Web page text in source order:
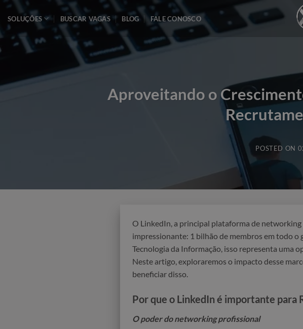
Skip
content
SOLUÇÕES BUSCAR VAGAS BLOG FALE CONOSCO
Aproveitando o
POSTED ON
O LinkedIn, a principal plataforma de
impressionante: 1 bilhão de membros em todo o
Tecnologia da Informação, isso representa uma
Neste artigo, exploraremos o impacto desse
beneficiar disso.
Por que o LinkedIn é importante para
O poder do networking profissional